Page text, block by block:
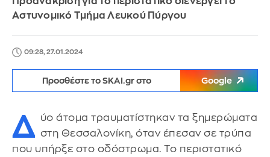
Αστυνομικό Τμήμα Λευκού Πύργου
09:28, 27.01.2024
Προσθέστε το SKAI.gr στο Google
Δ ύο άτομα τραυματίστηκαν τα ξημερώματα
στη Θεσσαλονίκη, όταν έπεσαν σε τρύπα
που υπήρξε στο οδόστρωμα. Το περιστατικό